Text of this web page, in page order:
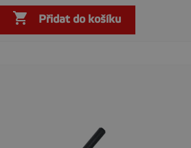
 Přidat do košíku